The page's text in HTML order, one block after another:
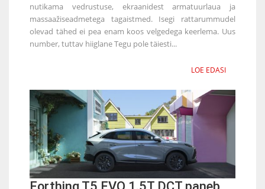
nutikama vedrustuse, ekraanidest armatuurlaua ja
massaažiseadmetega tagaistmed. Isegi rattarummudel
olevad tähed ei pea enam koos velgedega keerlema. Uus
number, tuttav hiiglane Tegu pole täiesti...
LOE EDASI